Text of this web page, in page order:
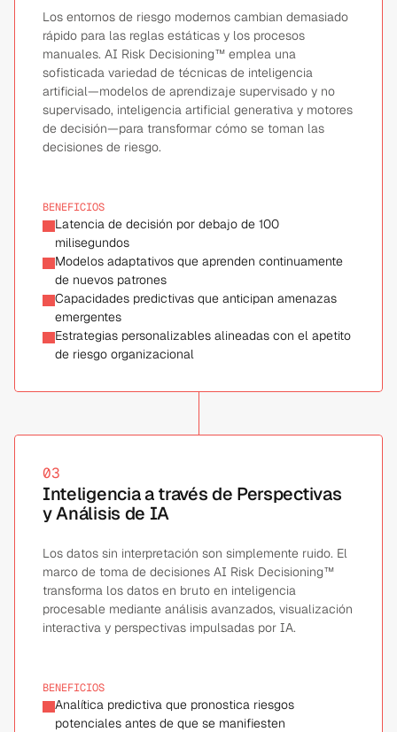
Los entornos de riesgo modernos cambian demasiado
rápido para las reglas estáticas y los procesos
manuales. AI Risk Decisioning™ emplea una
sofisticada variedad de técnicas de inteligencia
artificial—modelos de aprendizaje supervisado y no
supervisado, inteligencia artificial generativa y motores
de decisión—para transformar cómo se toman las
decisiones de riesgo.
BENEFICIOS
Latencia de decisión por debajo de 100
milisegundos
Modelos adaptativos que aprenden continuamente
de nuevos patrones
Capacidades predictivas que anticipan amenazas
emergentes
Estrategias personalizables alineadas con el apetito
de riesgo organizacional
03
Inteligencia a través de Perspectivas
y Análisis de IA
Los datos sin interpretación son simplemente ruido. El
marco de toma de decisiones AI Risk Decisioning™
transforma los datos en bruto en inteligencia
procesable mediante análisis avanzados, visualización
interactiva y perspectivas impulsadas por IA.
BENEFICIOS
Analítica predictiva que pronostica riesgos
potenciales antes de que se manifiesten